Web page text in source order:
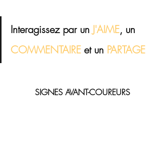
Interagissez par un J'AIME, un
COMMENTAIRE et un PARTAGE
SIGNES AVANT-COUREURS